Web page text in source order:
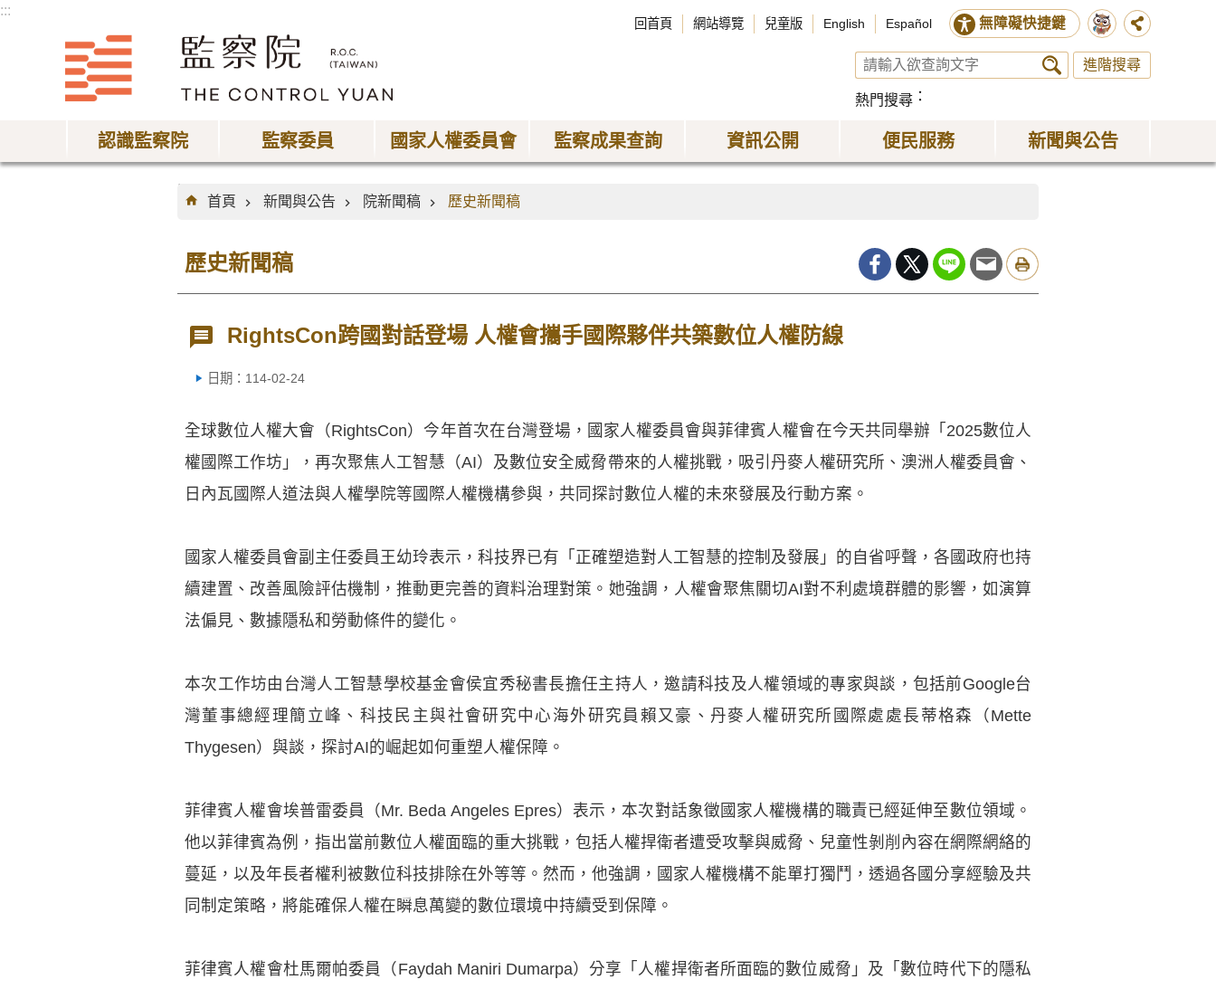
:::
回首頁 網站導覽 兒童版 English Español 無障礙快捷鍵
進階搜尋
熱門搜尋
認識監察院 監察委員 國家人權委員會 監察成果查詢 資訊公開 便民服務 新聞與公告
:::
首頁
新聞與公告 院新聞稿 歷史新聞稿
歷史新聞稿
RightsCon跨國對話登場 人權會攜手國際夥伴共築數位人權防線
日期：114-02-24
全球數位人權大會（RightsCon）今年首次在台灣登場，國家人權委員會與菲律賓人權會在今天共同舉辦「2025數位人
權國際工作坊」，再次聚焦人工智慧（AI）及數位安全威脅帶來的人權挑戰，吸引丹麥人權研究所、澳洲人權委員會、
日內瓦國際人道法與人權學院等國際人權機構參與，共同探討數位人權的未來發展及行動方案。
國家人權委員會副主任委員王幼玲表示，科技界已有「正確塑造對人工智慧的控制及發展」的自省呼聲，各國政府也持
續建置、改善風險評估機制，推動更完善的資料治理對策。她強調，人權會聚焦關切AI對不利處境群體的影響，如演算
法偏見、數據隱私和勞動條件的變化。
本次工作坊由台灣人工智慧學校基金會侯宜秀秘書長擔任主持人，邀請科技及人權領域的專家與談，包括前Google台
灣董事總經理簡立峰、科技民主與社會研究中心海外研究員賴又豪、丹麥人權研究所國際處處長蒂格森（Mette
Thygesen）與談，探討AI的崛起如何重塑人權保障。
菲律賓人權會埃普雷委員（Mr. Beda Angeles Epres）表示，本次對話象徵國家人權機構的職責已經延伸至數位領域。
他以菲律賓為例，指出當前數位人權面臨的重大挑戰，包括人權捍衛者遭受攻擊與威脅、兒童性剝削內容在網際網絡的
蔓延，以及年長者權利被數位科技排除在外等等。然而，他強調，國家人權機構不能單打獨鬥，透過各國分享經驗及共
同制定策略，將能確保人權在瞬息萬變的數位環境中持續受到保障。
菲律賓人權會杜馬爾帕委員（Faydah Maniri Dumarpa）分享「人權捍衛者所面臨的數位威脅」及「數位時代下的隱私